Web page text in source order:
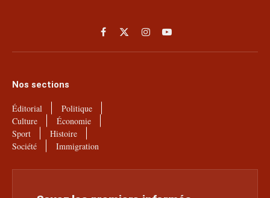
Facebook
X
(Twitter)
InstagramYouTube
Nos sections
Éditorial
Politique
Culture
Économie
Sport
Histoire
Société
Immigration